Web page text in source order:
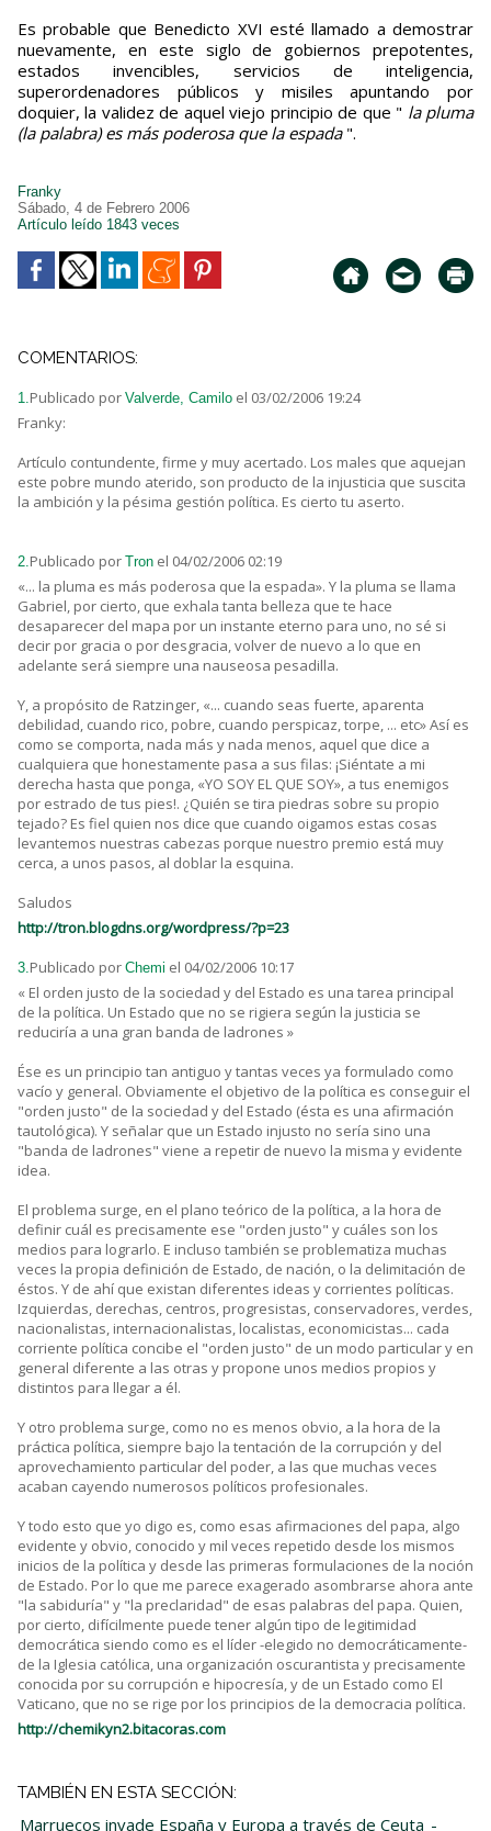
Es probable que Benedicto XVI esté llamado a demostrar
nuevamente, en este siglo de gobiernos prepotentes,
estados invencibles, servicios de inteligencia,
superordenadores públicos y misiles apuntando por
doquier, la validez de aquel viejo principio de que " la pluma
(la palabra) es más poderosa que la espada".
Franky
Sábado, 4 de Febrero 2006
Artículo leído 1843 veces
COMENTARIOS:
1.Publicado por Valverde, Camilo el 03/02/2006 19:24
Franky:
Artículo contundente, firme y muy acertado. Los males que aquejan
este pobre mundo aterido, son producto de la injusticia que suscita
la ambición y la pésima gestión política. Es cierto tu aserto.
2.Publicado por Tron el 04/02/2006 02:19
«... la pluma es más poderosa que la espada». Y la pluma se llama
Gabriel, por cierto, que exhala tanta belleza que te hace
desaparecer del mapa por un instante eterno para uno, no sé si
decir por gracia o por desgracia, volver de nuevo a lo que en
adelante será siempre una nauseosa pesadilla.
Y, a propósito de Ratzinger, «... cuando seas fuerte, aparenta
debilidad, cuando rico, pobre, cuando perspicaz, torpe, ... etc» Así es
como se comporta, nada más y nada menos, aquel que dice a
cualquiera que honestamente pasa a sus filas: ¡Siéntate a mi
derecha hasta que ponga, «YO SOY EL QUE SOY», a tus enemigos
por estrado de tus pies!. ¿Quién se tira piedras sobre su propio
tejado? Es fiel quien nos dice que cuando oigamos estas cosas
levantemos nuestras cabezas porque nuestro premio está muy
cerca, a unos pasos, al doblar la esquina.
Saludos
http://tron.blogdns.org/wordpress/?p=23
3.Publicado por Chemi el 04/02/2006 10:17
« El orden justo de la sociedad y del Estado es una tarea principal
de la política. Un Estado que no se rigiera según la justicia se
reduciría a una gran banda de ladrones »
Ése es un principio tan antiguo y tantas veces ya formulado como
vacío y general. Obviamente el objetivo de la política es conseguir el
"orden justo" de la sociedad y del Estado (ésta es una afirmación
tautológica). Y señalar que un Estado injusto no sería sino una
"banda de ladrones" viene a repetir de nuevo la misma y evidente
idea.
El problema surge, en el plano teórico de la política, a la hora de
definir cuál es precisamente ese "orden justo" y cuáles son los
medios para lograrlo. E incluso también se problematiza muchas
veces la propia definición de Estado, de nación, o la delimitación de
éstos. Y de ahí que existan diferentes ideas y corrientes políticas.
Izquierdas, derechas, centros, progresistas, conservadores, verdes,
nacionalistas, internacionalistas, localistas, economicistas... cada
corriente política concibe el "orden justo" de un modo particular y en
general diferente a las otras y propone unos medios propios y
distintos para llegar a él.
Y otro problema surge, como no es menos obvio, a la hora de la
práctica política, siempre bajo la tentación de la corrupción y del
aprovechamiento particular del poder, a las que muchas veces
acaban cayendo numerosos políticos profesionales.
Y todo esto que yo digo es, como esas afirmaciones del papa, algo
evidente y obvio, conocido y mil veces repetido desde los mismos
inicios de la política y desde las primeras formulaciones de la noción
de Estado. Por lo que me parece exagerado asombrarse ahora ante
"la sabiduría" y "la preclaridad" de esas palabras del papa. Quien,
por cierto, difícilmente puede tener algún tipo de legitimidad
democrática siendo como es el líder -elegido no democráticamente-
de la Iglesia católica, una organización oscurantista y precisamente
conocida por su corrupción e hipocresía, y de un Estado como El
Vaticano, que no se rige por los principios de la democracia política.
http://chemikyn2.bitacoras.com
TAMBIÉN EN ESTA SECCIÓN:
Marruecos invade España y Europa a través de Ceuta -